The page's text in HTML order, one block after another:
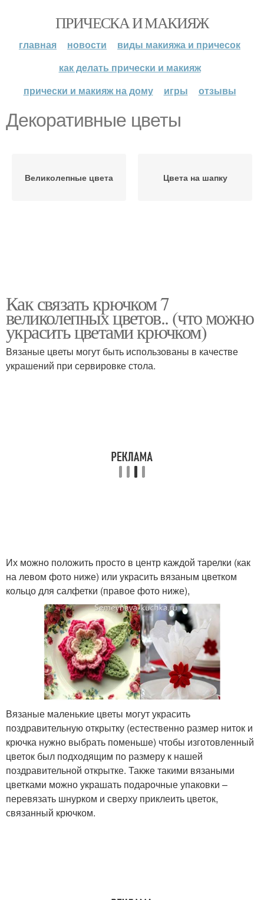
ПРИЧЕСКА И МАКИЯЖ
главная новости
виды макияжа и причесок
как делать прически и макияж
прически и макияж на дому
игры отзывы
Декоративные цветы
Великолепные цвета Цвета на шапку
Как связать крючком 7
великолепных цветов.. (что можно
украсить цветами крючком)
Вязаные цветы могут быть использованы в качестве
украшений при сервировке стола.
Их можно положить просто в центр каждой тарелки (как
на левом фото ниже) или украсить вязаным цветком
кольцо для салфетки (правое фото ниже),
Вязаные маленькие цветы могут украсить
поздравительную открытку (естественно размер ниток и
крючка нужно выбрать поменьше) чтобы изготовленный
цветок был подходящим по размеру к нашей
поздравительной открытке. Также такими вязаными
цветками можно украшать подарочные упаковки –
перевязать шнурком и сверху приклеить цветок,
связанный крючком.